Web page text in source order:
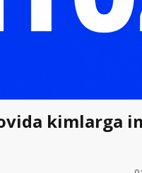
kimlarga